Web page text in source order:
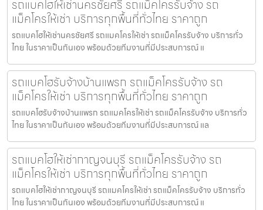
รถแบคโฮให้เช่านครชัยศรี รถแม็คโครรับจ้าง รถ
แม็คโครให้เช่า บริการทุกพื้นที่ทั่วไทย ราคาถูก
รถแบคโฮให้เช่านครชัยศรี รถแมคโครให้เช่า รถแม็คโครรับจ้าง บริการทั่ว
ไทย ในราคาเป็นกันเอง พร้อมด้วยทีมงานที่มีประสบการณ์ แ
รถแบคโฮรับจ้างบ้านแพรก รถแม็คโครรับจ้าง รถ
แม็คโครให้เช่า บริการทุกพื้นที่ทั่วไทย ราคาถูก
รถแบคโฮรับจ้างบ้านแพรก รถแมคโครให้เช่า รถแม็คโครรับจ้าง บริการทั่ว
ไทย ในราคาเป็นกันเอง พร้อมด้วยทีมงานที่มีประสบการณ์ แล
รถแบคโฮให้เช่ากาญจนบุรี รถแม็คโครรับจ้าง รถ
แม็คโครให้เช่า บริการทุกพื้นที่ทั่วไทย ราคาถูก
รถแบคโฮให้เช่ากาญจนบุรี รถแมคโครให้เช่า รถแม็คโครรับจ้าง บริการทั่ว
ไทย ในราคาเป็นกันเอง พร้อมด้วยทีมงานที่มีประสบการณ์ แ